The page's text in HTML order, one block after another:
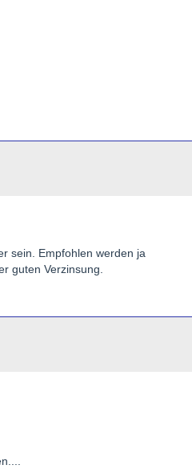
sein. Empfohlen werden ja
guten Verzinsung.